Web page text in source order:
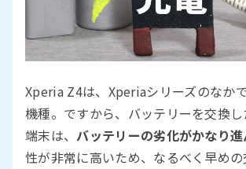
Xperia Z4は、Xperiaシリーズのなか
機種。ですから、バッテリーを交換
端末は、バッテリーの劣化がかなり進
性が非常に高いため、なるべく早め